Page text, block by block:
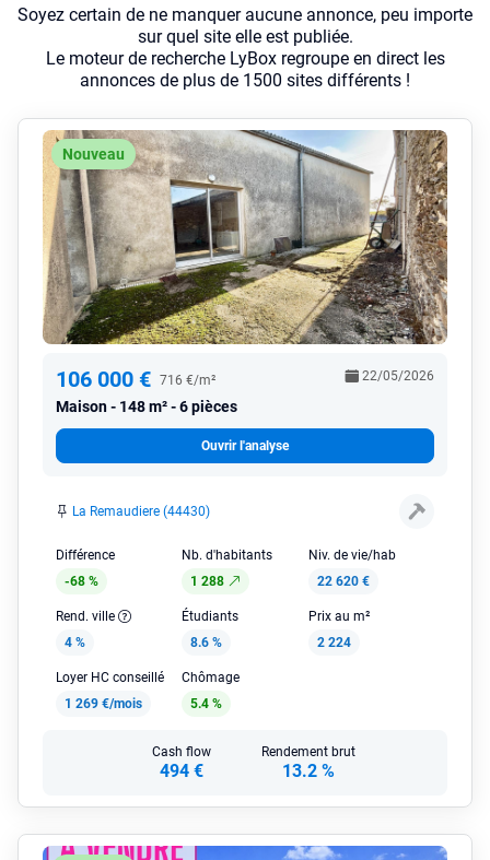
Soyez certain de ne manquer aucune annonce, peu importe
sur quel site elle est publiée.
Le moteur de recherche LyBox regroupe en direct les
annonces de plus de 1500 sites différents !
Nouveau
106 000 € 716 €/m²
Maison 148 m² - 6 pièces
22/05/2026
Ouvrir l'analyse
La Remaudiere (44430)
Différence
-68 %
Nb. d'habitants
1 288
Niv. de vie/hab
22 620 €
Rend. ville
4 %
Étudiants
8.6 %
Prix au m²
2 224
Loyer HC conseillé
1 269 €/mois
Chômage
5.4 %
Cash flow
494 €
Rendement brut
13.2 %